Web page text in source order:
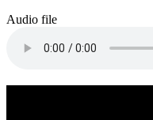
Audio file